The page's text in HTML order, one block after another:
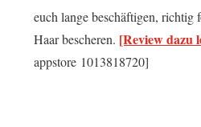
euch lange beschäftigen, richtig
Haar bescheren. [Review dazu
appstore 1013818720]